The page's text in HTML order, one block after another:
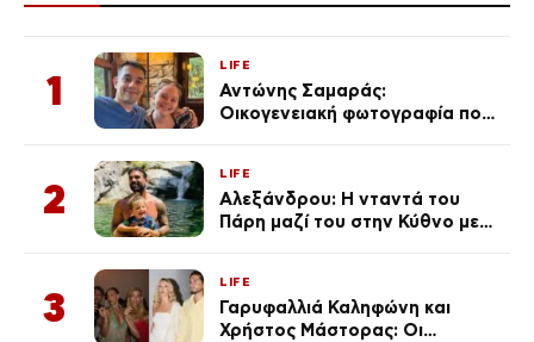
1
LIFE
Αντώνης Σαμαράς:
Οικογενειακή φωτογραφία που
Λένας
2
LIFE
Αλεξάνδρου: Η νταντά του
Πάρη μαζί του στην Κύθνο με
3
LIFE
Γαρυφαλλιά Καληφώνη και
Χρήστος Μάστορας: Οι